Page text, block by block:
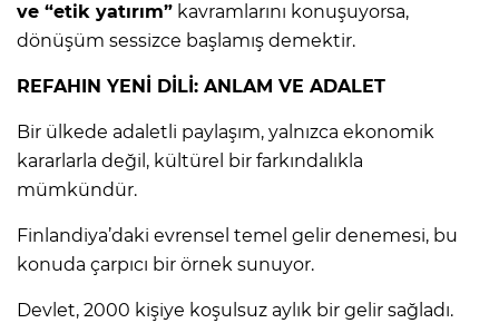
ve “etik yatırım” kavramlarını konuşuyorsa,
dönüşüm sessizce başlamış demektir.
REFAHIN YENİ DİLİ: ANLAM VE ADALET
Bir ülkede adaletli paylaşım, yalnızca ekonomik
kararlarla değil, kültürel bir farkındalıkla
mümkündür.
Finlandiya’daki evrensel temel gelir denemesi, bu
konuda çarpıcı bir örnek sunuyor.
Devlet, 2000 kişiye koşulsuz aylık bir gelir sağladı.